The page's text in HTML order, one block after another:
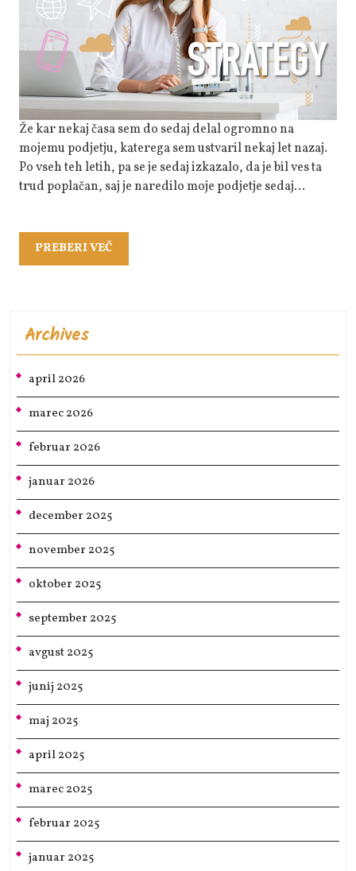
Za
Rast
Podjetja
Že kar nekaj časa sem do sedaj delal ogromno na
mojemu podjetju, katerega sem ustvaril nekaj let nazaj.
Po vseh teh letih, pa se je sedaj izkazalo, da je bil ves ta
trud poplačan, saj je naredilo moje podjetje sedaj…
PREBERI VEČ
VEČ
Archives
april 2026
marec 2026
februar 2026
januar 2026
december 2025
november 2025
oktober 2025
september 2025
avgust 2025
junij 2025
maj 2025
april 2025
marec 2025
februar 2025
januar 2025